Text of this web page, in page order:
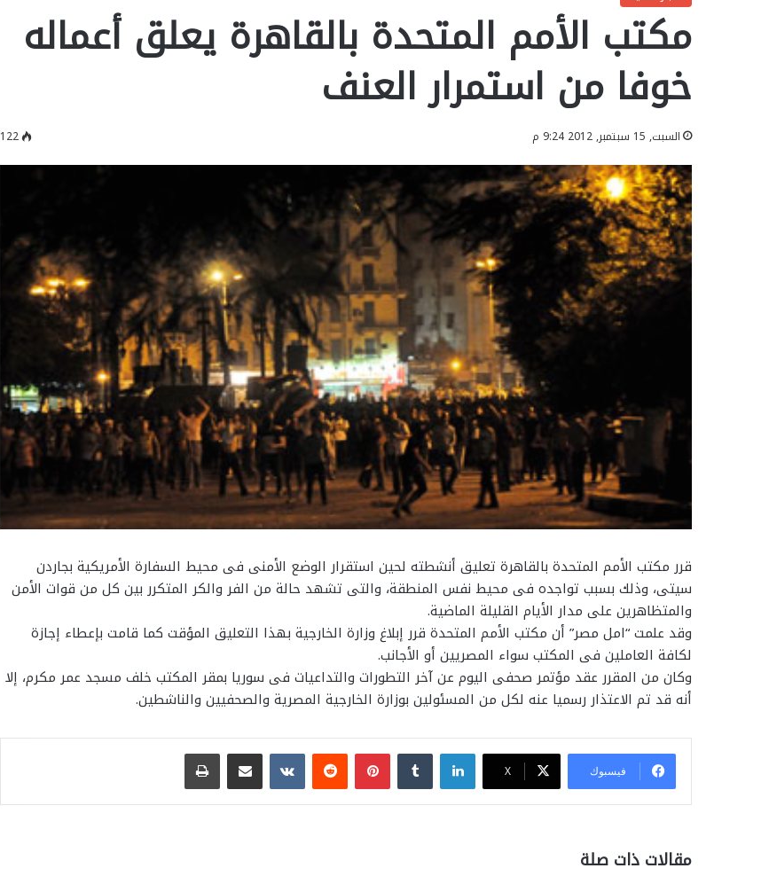
مكتب الأمم المتحدة بالقاهرة يعلق أعماله
خوفا من استمرار العنف
السبت, 15 سبتمبر, 2012 9:24 م 122
قرر مكتب الأمم المتحدة بالقاهرة تعليق أنشطته لحين استقرار الوضع الأمنى فى محيط السفارة الأمريكية بجاردن
سيتى، وذلك بسبب تواجده فى محيط نفس المنطقة، والتى تشهد حالة من الفر والكر المتكرر بين كل من قوات الأمن
والمتظاهرين على مدار الأيام القليلة الماضية.
وقد علمت “امل مصر” أن مكتب الأمم المتحدة قرر إبلاغ وزارة الخارجية بهذا التعليق المؤقت كما قامت بإعطاء إجازة
لكافة العاملين فى المكتب سواء المصريين أو الأجانب.
وكان من المقرر عقد مؤتمر صحفى اليوم عن آخر التطورات والتداعيات فى سوريا بمقر المكتب خلف مسجد عمر مكرم، إلا
أنه قد تم الاعتذار رسميا عنه لكل من المسئولين بوزارة الخارجية المصرية والصحفيين والناشطين.
فيسبوك ‫X
لينكدإن بينتيريست مشاركة عبر البريد طباعة
مقالات ذات صلة